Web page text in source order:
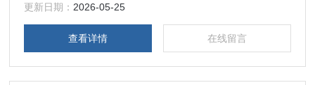
更新日期： 2026-05-25
查看详情 在线留言